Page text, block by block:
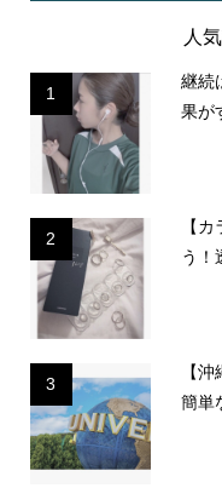
人
1
継続
果が
2
【
う！
3
【
簡単